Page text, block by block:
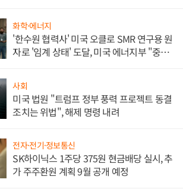
화학·에너지
'한수원 협력사' 미국 오클로 SMR 연구용 원
자로 '임계 상태' 도달, 미국 에너지부 "중요
사회
미국 법원 "트럼프 정부 풍력 프로젝트 동결
조치는 위법", 해제 명령 내려
전자·전기·정보통신
SK하이닉스 1주당 375원 현금배당 실시, 추
가 주주환원 계획 9월 공개 예정